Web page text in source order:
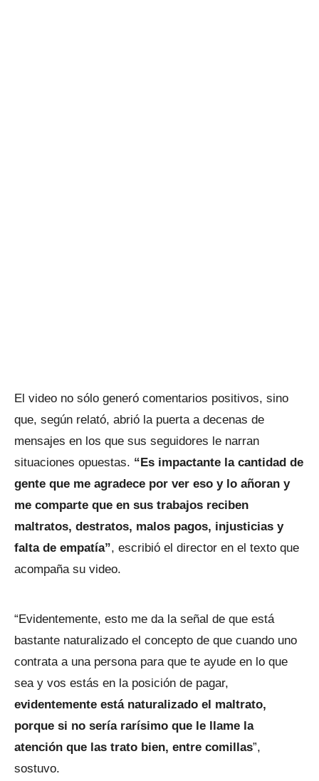
El video no sólo generó comentarios positivos, sino
que, según relató, abrió la puerta a decenas de
mensajes en los que sus seguidores le narran
situaciones opuestas. “Es impactante la cantidad de
gente que me agradece por ver eso y lo añoran y
me comparte que en sus trabajos reciben
maltratos, destratos, malos pagos, injusticias y
falta de empatía”, escribió el director en el texto que
acompaña su video.
“Evidentemente, esto me da la señal de que está
bastante naturalizado el concepto de que cuando uno
contrata a una persona para que te ayude en lo que
sea y vos estás en la posición de pagar,
evidentemente está naturalizado el maltrato,
porque si no sería rarísimo que le llame la
atención que las trato bien, entre comillas”,
sostuvo.